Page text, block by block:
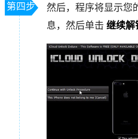
第四步
然后，程序将显示您
息，然后单击 继续解